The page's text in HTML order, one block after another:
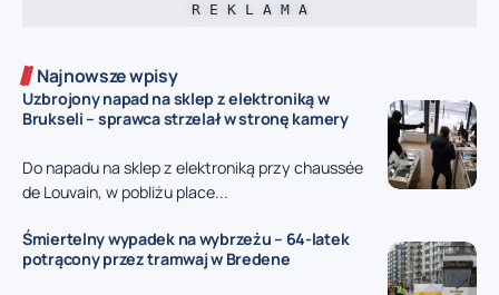
R E K L A M A
Najnowsze wpisy
Uzbrojony napad na sklep z elektroniką w
Brukseli – sprawca strzelał w stronę kamery
Do napadu na sklep z elektroniką przy chaussée
de Louvain, w pobliżu place...
Śmiertelny wypadek na wybrzeżu – 64-latek
potrącony przez tramwaj w Bredene